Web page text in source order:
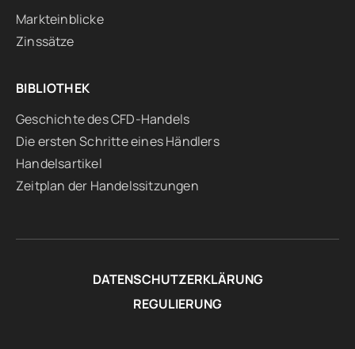
Markteinblicke
Zinssätze
BIBLIOTHEK
Geschichte des CFD-Handels
Die ersten Schritte eines Händlers
Handelsartikel
Zeitplan der Handelssitzungen
DATENSCHUTZERKLÄRUNG
REGULIERUNG